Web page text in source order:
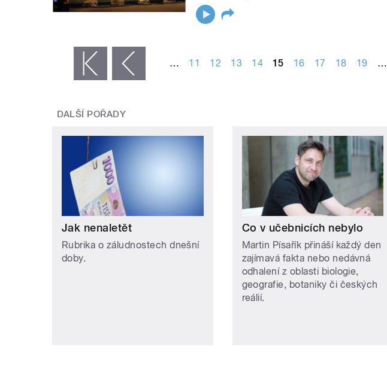
‹ předchozí … 11 12 13 14 15 16 17 18 19 …
DALŠÍ POŘADY
Jak nenaletět
Rubrika o záludnostech dnešní
doby.
Co v učebnicích nebylo
Martin Písařík přináší každý den
zajímavá fakta nebo nedávná
odhalení z oblasti biologie,
geografie, botaniky či českých
reálií.